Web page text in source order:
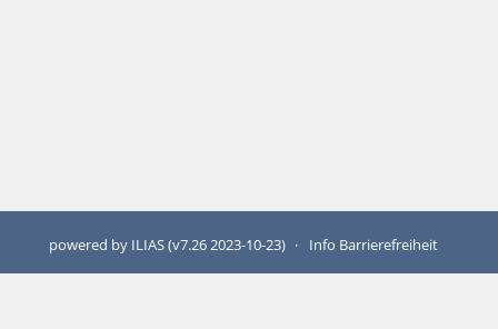
powered by ILIAS (v7.26 2023-10-23) Info Barrierefreiheit